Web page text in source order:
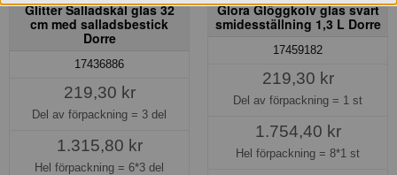
Glitter Salladskål glas 32
cm med salladsbestick
Dorre
17436886
219,30 kr
Del av förpackning = 3 del
1.315,80 kr
Hel förpackning = 6*3 del
Glora Glöggkolv glas svart
smidesställning 1,3 L Dorre
17459182
219,30 kr
Del av förpackning = 1 st
1.754,40 kr
Hel förpackning = 8*1 st